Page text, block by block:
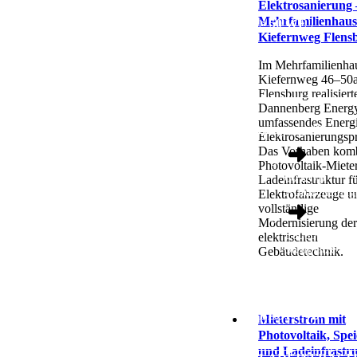
> 50 WE
Elektrosanierung
Mehrfamilienhaus
Kiefernweg
Im
Kiefernweg
Flensburg
Dannenberg
umfassendes
Das Vorhaben
Photovoltaik-
Ladeinfrastruktur
Elektrofahrzeuge
vollständige
Modernisierung der
elektrischen
Gebäudetechnik.
BESTAND
Anlagengröße
60 kWp
Ladepunkte
Stellplätze
Mieterstrom mit
Photovoltaik,
und